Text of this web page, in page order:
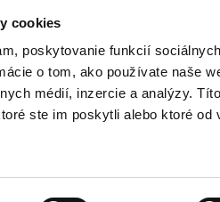
cookies
poskytovanie funkcií
o tom, ako používate naše
médií, inzercie a analýzy.
ste im poskytli alebo ktoré